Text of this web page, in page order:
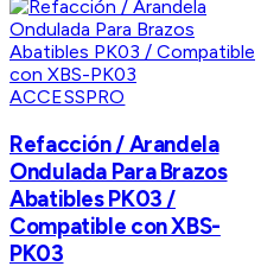
ACCESSPRO
Refacción / Arandela
Ondulada Para Brazos
Abatibles PK03 /
Compatible con XBS-
PK03